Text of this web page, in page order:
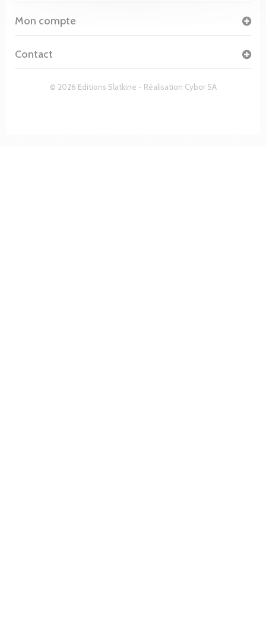
© 2026 Editions Slatkine - Réalisation Cybor SA
Mon compte
Contact